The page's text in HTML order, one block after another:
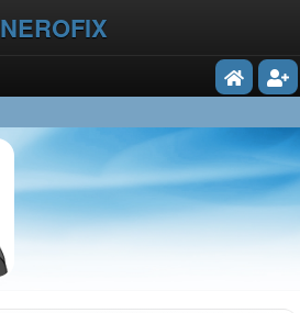
NEROFIX